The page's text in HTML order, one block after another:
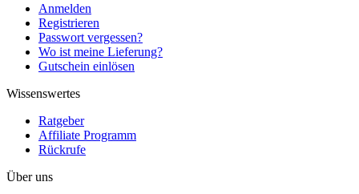
Anmelden
Registrieren
Passwort vergessen?
Wo ist meine Lieferung?
Gutschein einlösen
Wissenswertes
Ratgeber
Affiliate Programm
Rückrufe
Über uns